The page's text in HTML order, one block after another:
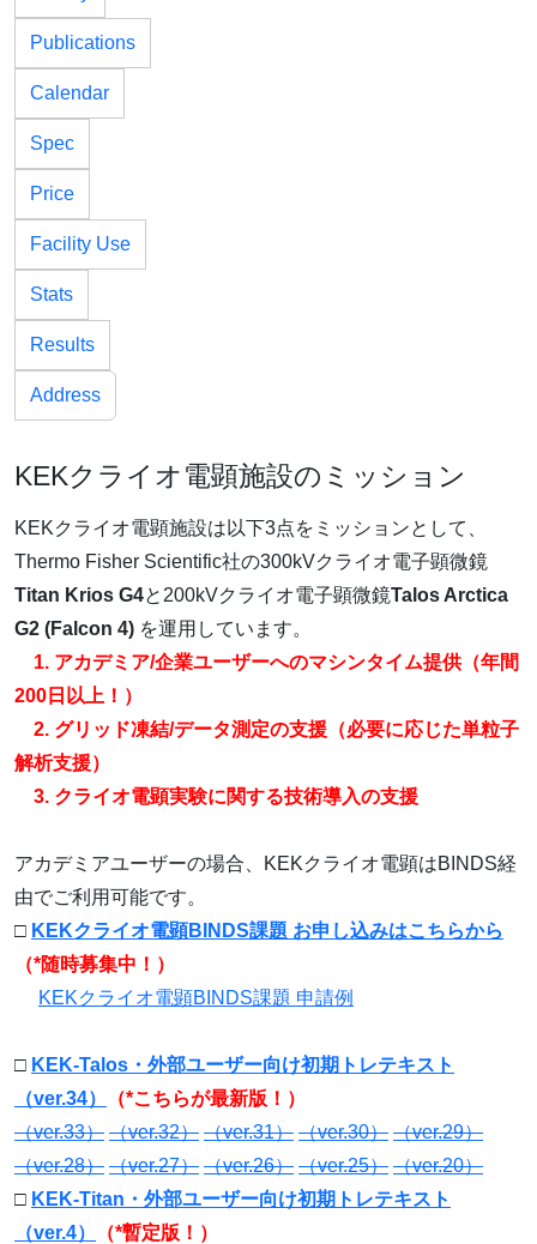
Publications
Calendar
Spec
Price
Facility Use
Stats
Results
Address
KEKクライオ電顕施設のミッション
KEKクライオ電顕施設は以下3点をミッションとして、
Thermo Fisher Scientific社の300kVクライオ電子顕微鏡
Titan Krios G4と200kVクライオ電子顕微鏡Talos Arctica
G2 (Falcon 4) を運用しています。
1. アカデミア/企業ユーザーへのマシンタイム提供（年間
200日以上！）
2. グリッド凍結/データ測定の支援（必要に応じた単粒子
解析支援）
3. クライオ電顕実験に関する技術導入の支援
アカデミアユーザーの場合、KEKクライオ電顕はBINDS経
由でご利用可能です。
□ KEKクライオ電顕BINDS課題 お申し込みはこちらから
（*随時募集中！）
KEKクライオ電顕BINDS課題 申請例
□ KEK-Talos・外部ユーザー向け初期トレテキスト
（ver.34）
（*こちらが最新版！）
（ver.33） （ver.32） （ver.31） （ver.30） （ver.29）
（ver.28） （ver.27） （ver.26） （ver.25） （ver.20）
□ KEK-Titan・外部ユーザー向け初期トレテキスト
（ver.4）
（*暫定版！）